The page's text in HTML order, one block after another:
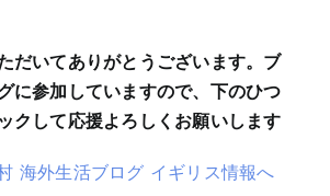
だいてありがとうございます。ブ
に参加していますので、下のひつ
クして応援よろしくお願いします